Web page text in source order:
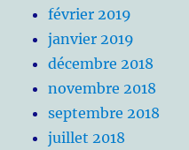
février 2019
janvier 2019
décembre 2018
novembre 2018
septembre 2018
juillet 2018